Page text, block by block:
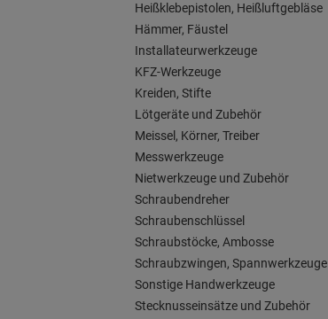
Heißklebepistolen, Heißluftgebläse
Hämmer, Fäustel
Installateurwerkzeuge
KFZ-Werkzeuge
Kreiden, Stifte
Lötgeräte und Zubehör
Meissel, Körner, Treiber
Messwerkzeuge
Nietwerkzeuge und Zubehör
Schraubendreher
Schraubenschlüssel
Schraubstöcke, Ambosse
Schraubzwingen, Spannwerkzeuge
Sonstige Handwerkzeuge
Stecknusseinsätze und Zubehör